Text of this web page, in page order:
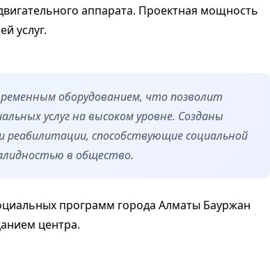
аппарата. Проектная мощность
услуг.
оборудованием, что позволит
услуг на высоком уровне. Созданы
способствующие социальной
в общество.
программ города Алматы Бауржан
центра.